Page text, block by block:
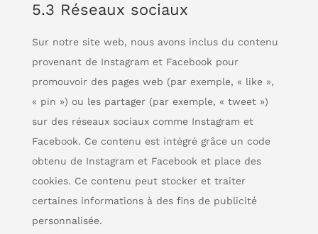
5.3 Réseaux sociaux
Sur notre site web, nous avons inclus du contenu
provenant de Instagram et Facebook pour
promouvoir des pages web (par exemple, « like »,
« pin ») ou les partager (par exemple, « tweet »)
sur des réseaux sociaux comme Instagram et
Facebook. Ce contenu est intégré grâce un code
obtenu de Instagram et Facebook et place des
cookies. Ce contenu peut stocker et traiter
certaines informations à des fins de publicité
personnalisée.